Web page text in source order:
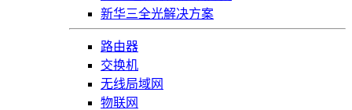
新华三全光解决方案
路由器
交换机
无线局域网
物联网